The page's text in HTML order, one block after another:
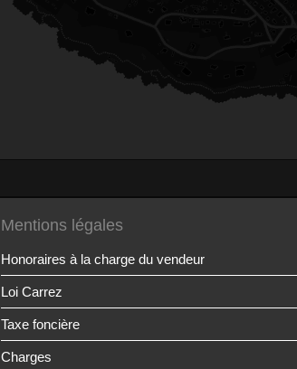
Mentions légales
Honoraires à la charge du vendeur
Loi Carrez
Taxe foncière
Charges